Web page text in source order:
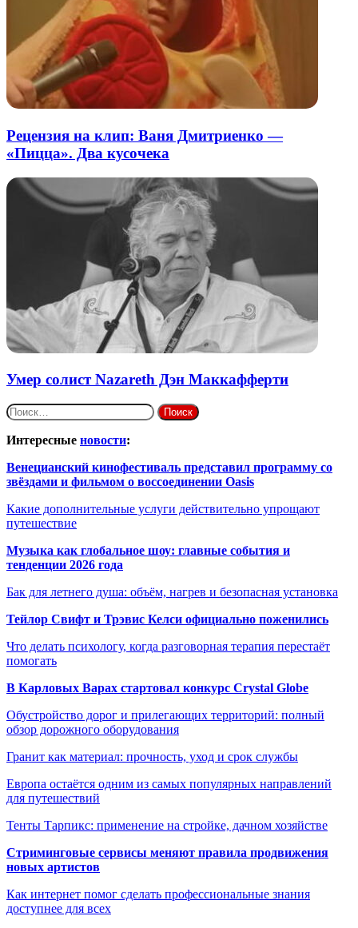
Рецензия на клип: Ваня Дмитриенко —
«Пицца». Два кусочека
Умер солист Nazareth Дэн Маккафферти
Найти:
Интересные новости:
Венецианский кинофестиваль представил программу со
звёздами и фильмом о воссоединении Oasis
Какие дополнительные услуги действительно упрощают
путешествие
Музыка как глобальное шоу: главные события и
тенденции 2026 года
Бак для летнего душа: объём, нагрев и безопасная установка
Тейлор Свифт и Трэвис Келси официально поженились
Что делать психологу, когда разговорная терапия перестаёт
помогать
В Карловых Варах стартовал конкурс Crystal Globe
Обустройство дорог и прилегающих территорий: полный
обзор дорожного оборудования
Гранит как материал: прочность, уход и срок службы
Европа остаётся одним из самых популярных направлений
для путешествий
Тенты Тарпикс: применение на стройке, дачном хозяйстве
Стриминговые сервисы меняют правила продвижения
новых артистов
Как интернет помог сделать профессиональные знания
доступнее для всех